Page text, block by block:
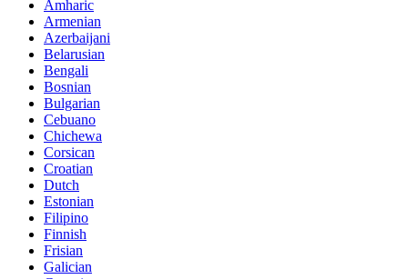
Amharic
Armenian
Azerbaijani
Belarusian
Bengali
Bosnian
Bulgarian
Cebuano
Chichewa
Corsican
Croatian
Dutch
Estonian
Filipino
Finnish
Frisian
Galician